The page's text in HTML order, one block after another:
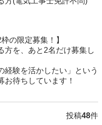
の限定募集！】
方を、あと2名だけ募集し
経験を活かしたい」という
待ちしています！
投稿48件